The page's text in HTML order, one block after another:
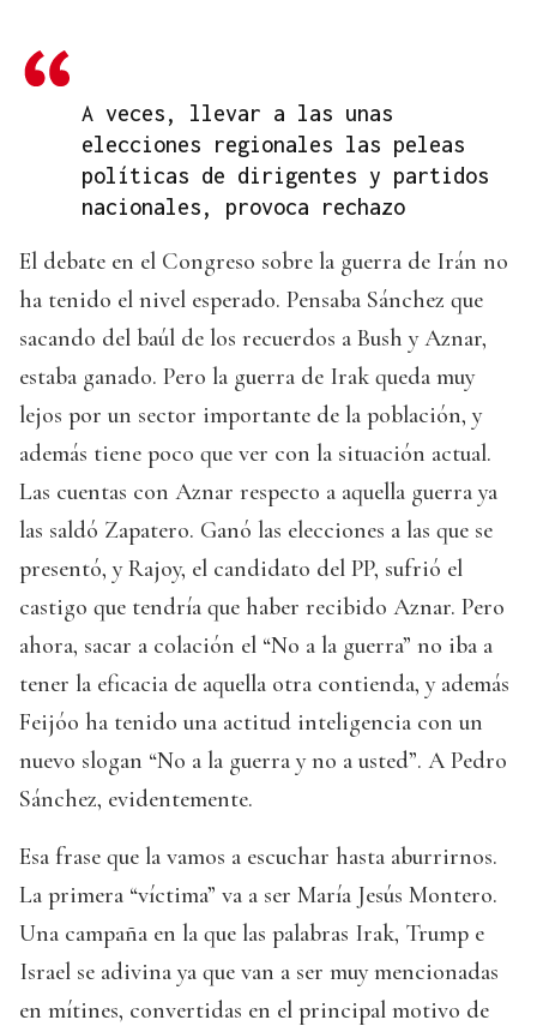
A veces, llevar a las unas
elecciones regionales las peleas
políticas de dirigentes y partidos
nacionales, provoca rechazo
El debate en el Congreso sobre la guerra de Irán no
ha tenido el nivel esperado. Pensaba Sánchez que
sacando del baúl de los recuerdos a Bush y Aznar,
estaba ganado. Pero la guerra de Irak queda muy
lejos por un sector importante de la población, y
además tiene poco que ver con la situación actual.
Las cuentas con Aznar respecto a aquella guerra ya
las saldó Zapatero. Ganó las elecciones a las que se
presentó, y Rajoy, el candidato del PP, sufrió el
castigo que tendría que haber recibido Aznar. Pero
ahora, sacar a colación el “No a la guerra” no iba a
tener la eficacia de aquella otra contienda, y además
Feijóo ha tenido una actitud inteligencia con un
nuevo slogan “No a la guerra y no a usted”. A Pedro
Sánchez, evidentemente.
Esa frase que la vamos a escuchar hasta aburrirnos.
La primera “víctima” va a ser María Jesús Montero.
Una campaña en la que las palabras Irak, Trump e
Israel se adivina ya que van a ser muy mencionadas
en mítines, convertidas en el principal motivo de